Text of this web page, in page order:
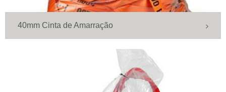
40mm Cinta de Amarração